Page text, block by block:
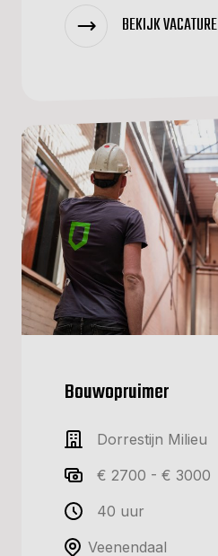
BEKIJK VACATURE
Bouwopruimer
Dorrestijn Milieu
€ 2700 - € 3000
40 uur
Veenendaal